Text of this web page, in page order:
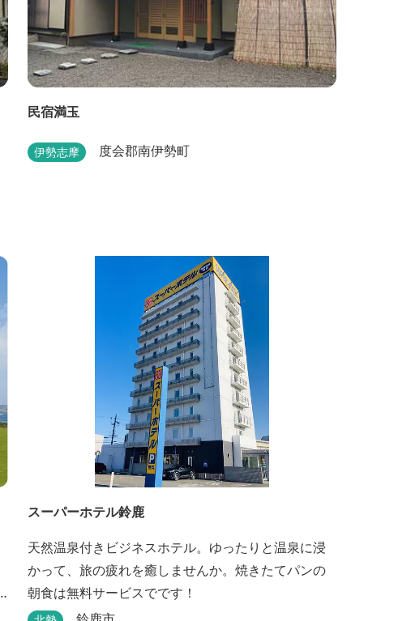
民宿満玉
伊勢志摩 度会郡南伊勢町
スーパーホテル鈴鹿
天然温泉付きビジネスホテル。ゆったりと温泉に浸
かって、旅の疲れを癒しませんか。焼きたてパンの
朝食は無料サービスでです！